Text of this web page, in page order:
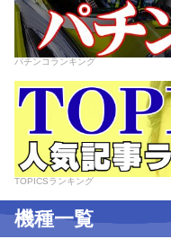
パチンコランキング
TOPICSランキング
機種一覧